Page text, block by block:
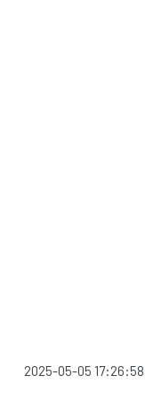
2025-05-05 17:26:58